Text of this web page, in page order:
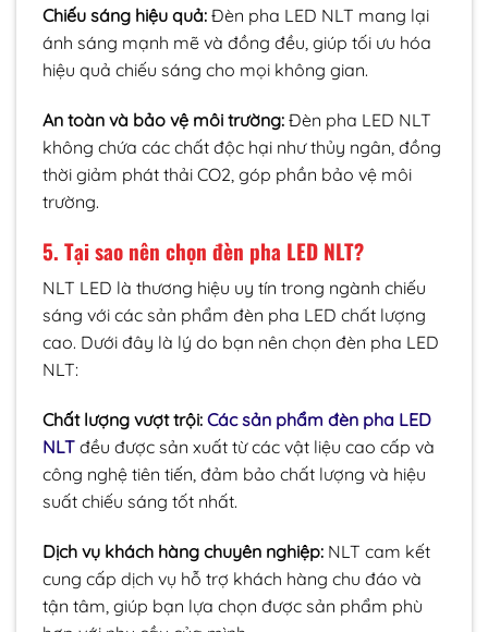
Chiếu sáng hiệu quả: Đèn pha LED NLT mang lại
ánh sáng mạnh mẽ và đồng đều, giúp tối ưu hóa
hiệu quả chiếu sáng cho mọi không gian.
An toàn và bảo vệ môi trường: Đèn pha LED NLT
không chứa các chất độc hại như thủy ngân, đồng
thời giảm phát thải CO2, góp phần bảo vệ môi
trường.
5. Tại sao nên chọn đèn pha LED NLT?
NLT LED là thương hiệu uy tín trong ngành chiếu
sáng với các sản phẩm đèn pha LED chất lượng
cao. Dưới đây là lý do bạn nên chọn đèn pha LED
NLT:
Chất lượng vượt trội: Các sản phẩm đèn pha LED
NLT đều được sản xuất từ các vật liệu cao cấp và
công nghệ tiên tiến, đảm bảo chất lượng và hiệu
suất chiếu sáng tốt nhất.
Dịch vụ khách hàng chuyên nghiệp: NLT cam kết
cung cấp dịch vụ hỗ trợ khách hàng chu đáo và
tận tâm, giúp bạn lựa chọn được sản phẩm phù